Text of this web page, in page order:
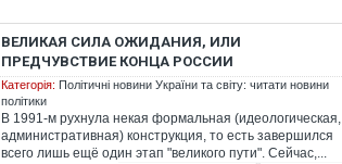
ВЕЛИКАЯ СИЛА ОЖИДАНИЯ, ИЛИ
ПРЕДЧУВСТВИЕ КОНЦА РОССИИ
Категорія: Політичні новини України та світу: читати новини
політики
В 1991-м рухнула некая формальная (идеологическая,
административная) конструкция, то есть завершился
всего лишь ещё один этап "великого пути". Сейчас,...